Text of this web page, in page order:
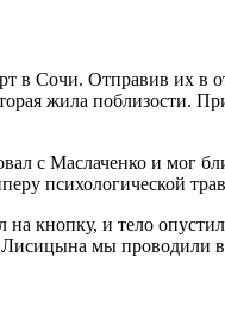
в Сочи. Отправив их в
жила поблизости.
с Маслаченко и мог
психологической
на кнопку, и тело
Лисицына мы